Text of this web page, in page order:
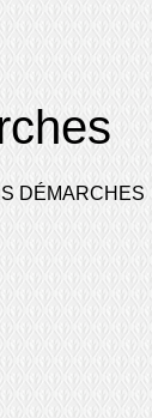
DÉMARCHES